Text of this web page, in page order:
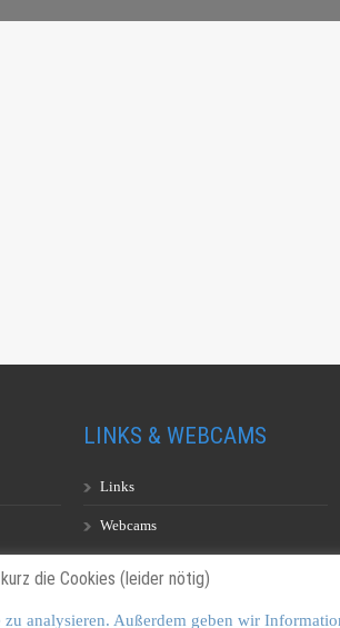
LINKS & WEBCAMS
Links
Webcams
die Cookies (leider nötig)
analysieren. Außerdem geben wir